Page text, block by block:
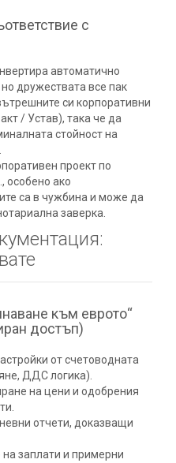
с
автоматично
дружествата все пак
си корпоративни
/ Устав), така че да
стойност на
проект по
особено ако
са в чужбина и може да
заверка.
към еврото“
достъп)
от счетоводната
ДДС логика).
на цени и одобрения
отчети, доказващи
заплати и примерни